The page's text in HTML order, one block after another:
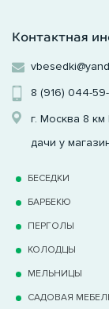
Контактная
8 (916) 044-
г. Москва 8
дачи у
БЕСЕДКИ
БАРБЕКЮ
ПЕРГОЛЫ
КОЛОДЦЫ
МЕЛЬНИЦЫ
САДОВАЯ